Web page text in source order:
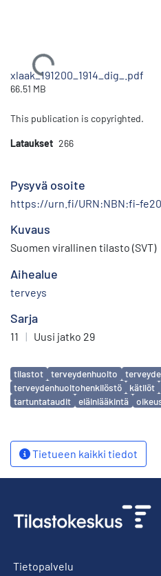
Ladataan...
xlaak_191200_1914_dig_.pdf
66.51 MB
This publication is copyrighted.
Lataukset 266
Pysyvä osoite
https://urn.fi/URN:NBN:fi-
Kuvaus
Suomen virallinen tilasto (SVT)
Aihealue
terveys
Sarja
11 | Uusi jatko 29
Avainsanat
tilastot terveydenhuolto
terveydenhuoltohenkilöstö
kätilöt
tartuntataudit
eläinlääkintä
Tietueen kaikki tiedot
Tietopalvelu